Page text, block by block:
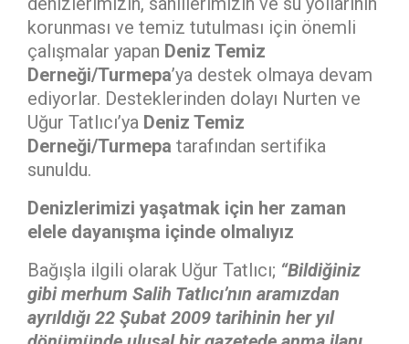
korunması ve temiz tutulması için önemli
çalışmalar yapan Deniz Temiz
Derneği/Turmepa’ya destek olmaya devam
ediyorlar. Desteklerinden dolayı Nurten ve
Uğur Tatlıcı’ya Deniz Temiz
Derneği/Turmepa tarafından sertifika
sunuldu.
Denizlerimizi yaşatmak için her zaman
elele dayanışma içinde olmalıyız
Bağışla ilgili olarak Uğur Tatlıcı; “Bildiğiniz
gibi merhum Salih Tatlıcı’nın aramızdan
ayrıldığı 22 Şubat 2009 tarihinin her yıl